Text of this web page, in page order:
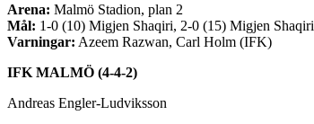
Arena: Malmö Stadion, plan 2
Mål: 1-0 (10) Migjen Shaqiri, 2-0 (15) Migjen Shaqiri
Varningar: Azeem Razwan, Carl Holm (IFK)
IFK MALMÖ (4-4-2)
Andreas Engler-Ludviksson